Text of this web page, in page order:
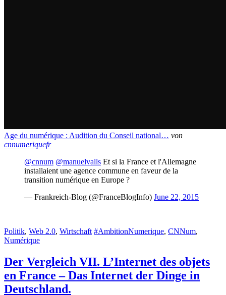
Age du numérique : Audition du Conseil national… von
cnnumeriquefr
@cnnum @manuelvalls Et si la France et l'Allemagne
installaient une agence commune en faveur de la
transition numérique en Europe ?
— Frankreich-Blog (@FranceBlogInfo) June 22, 2015
Politik, Web 2.0, Wirtschaft #AmbitionNumerique, CNNum,
Numérique
Der Vergleich VII. L’Internet des objets
en France – Das Internet der Dinge in
Deutschland.